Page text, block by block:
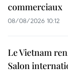
commerciaux
08/08/2026 10:12
Le Vietnam
Salon